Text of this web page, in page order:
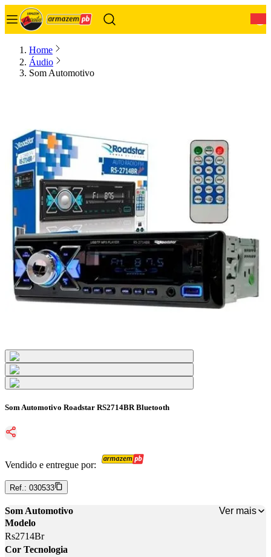
Home
Áudio
Som Automotivo
Som Automotivo Roadstar RS2714BR Bluetooth
Vendido e entregue por:
Ref.: 030533
Som Automotivo
Ver mais
Modelo
Rs2714Br
Cor Tecnologia